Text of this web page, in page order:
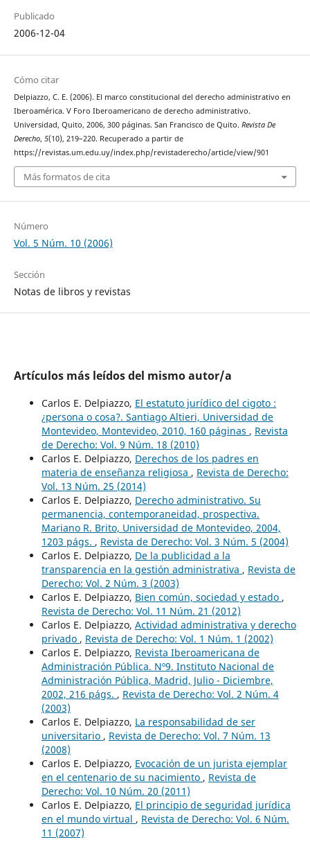
Publicado
2006-12-04
Cómo citar
Delpiazzo, C. E. (2006). El marco constitucional del derecho administrativo en
Iberoamérica. V Foro Iberoamericano de derecho administrativo.
Universidad, Quito, 2006, 300 páginas. San Francisco de Quito. Revista De
Derecho, 5(10), 219–220. Recuperado a partir de
https://revistas.um.edu.uy/index.php/revistaderecho/article/view/901
Más formatos de cita
Número
Vol. 5 Núm. 10 (2006)
Sección
Notas de libros y revistas
Artículos más leídos del mismo autor/a
Carlos E. Delpiazzo, El estatuto jurídico del cigoto :
¿persona o cosa?. Santiago Altieri, Universidad de
Montevideo, Montevideo, 2010, 160 páginas , Revista
de Derecho: Vol. 9 Núm. 18 (2010)
Carlos E. Delpiazzo, Derechos de los padres en
materia de enseñanza religiosa , Revista de Derecho:
Vol. 13 Núm. 25 (2014)
Carlos E. Delpiazzo, Derecho administrativo. Su
permanencia, contemporaneidad, prospectiva.
Mariano R. Brito, Universidad de Montevideo, 2004,
1203 págs. , Revista de Derecho: Vol. 3 Núm. 5 (2004)
Carlos E. Delpiazzo, De la publicidad a la
transparencia en la gestión administrativa , Revista de
Derecho: Vol. 2 Núm. 3 (2003)
Carlos E. Delpiazzo, Bien común, sociedad y estado ,
Revista de Derecho: Vol. 11 Núm. 21 (2012)
Carlos E. Delpiazzo, Actividad administrativa y derecho
privado , Revista de Derecho: Vol. 1 Núm. 1 (2002)
Carlos E. Delpiazzo, Revista Iberoamericana de
Administración Pública. Nº9. Instituto Nacional de
Administración Pública, Madrid, Julio - Diciembre,
2002, 216 págs. , Revista de Derecho: Vol. 2 Núm. 4
(2003)
Carlos E. Delpiazzo, La responsabilidad de ser
universitario , Revista de Derecho: Vol. 7 Núm. 13
(2008)
Carlos E. Delpiazzo, Evocación de un jurista ejemplar
en el centenario de su nacimiento , Revista de
Derecho: Vol. 10 Núm. 20 (2011)
Carlos E. Delpiazzo, El principio de seguridad jurídica
en el mundo virtual , Revista de Derecho: Vol. 6 Núm.
11 (2007)